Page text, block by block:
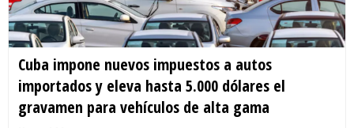
Cuba impone nuevos impuestos a autos
importados y eleva hasta 5.000 dólares el
gravamen para vehículos de alta gama